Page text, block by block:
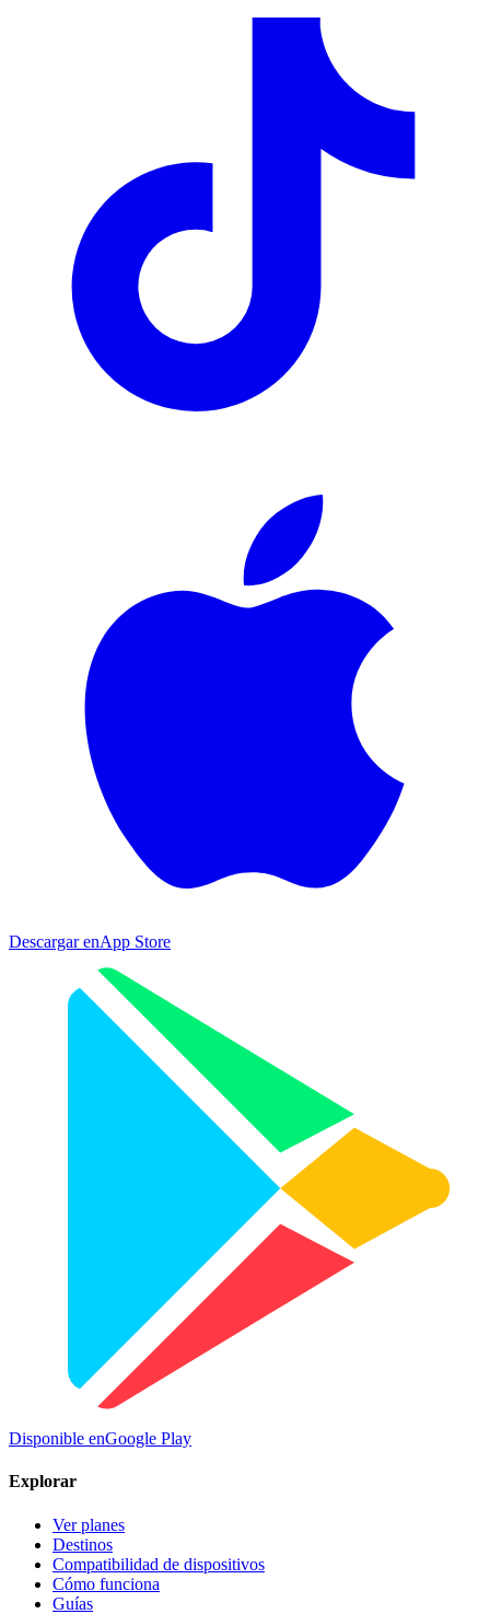
Descargar enApp Store
Disponible enGoogle Play
Explorar
Ver planes
Destinos
Compatibilidad de dispositivos
Cómo funciona
Guías